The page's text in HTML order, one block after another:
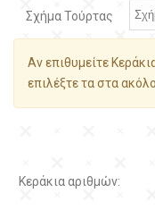
Σχήμα Τούρτας
Αν επιθυμείτε
επιλέξτε τα στα
Κεράκια αριθμών: